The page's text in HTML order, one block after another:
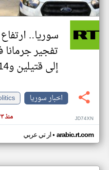
سوريا..
تفجير
إلى قتيلين و14 مصابا
اخبار سوريا
منذ ٢٣ ساعة JD74XN
ار تي عربي• arabic.rt.com